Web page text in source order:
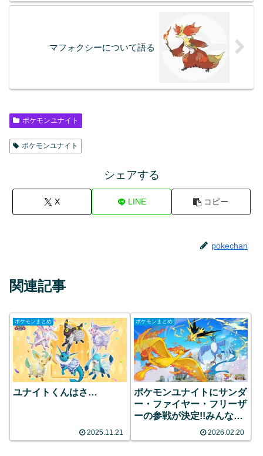
マフォクシーについて語る
ポケモンユナイト
ポケモンユナイト
シェアする
X LINE コピー
pokechan
関連記事
ポケモンまとめ
ユナイトくんはさ…
2025.11.21
ポケモンまとめ
ポケモンユナイトにサンダ
ー・ファイヤー・フリーザ
ーの参戦が決定!!みんなの
2026.02.20